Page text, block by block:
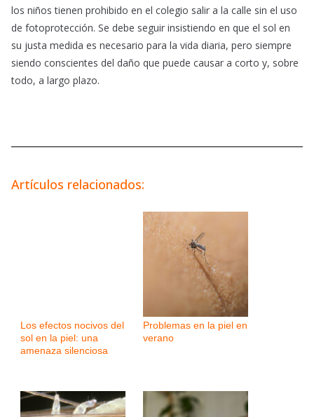
los niños tienen prohibido en el colegio salir a la calle sin el uso
de fotoprotección. Se debe seguir insistiendo en que el sol en
su justa medida es necesario para la vida diaria, pero siempre
siendo conscientes del daño que puede causar a corto y, sobre
todo, a largo plazo.
Artículos relacionados:
Los efectos nocivos del
sol en la piel: una
amenaza silenciosa
Problemas en la piel en
verano